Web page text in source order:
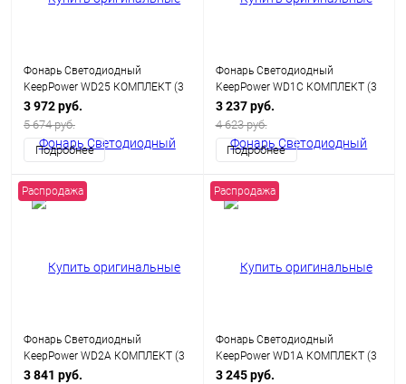
Фонарь Светодиодный
KeepPower WD25 КОМПЛЕКТ (3
реж. 980Лм, ЗУ + АКБ)
3 972 руб.
5 674 руб.
Подробнее
Фонарь Светодиодный
KeepPower WD1C КОМПЛЕКТ (3
реж. 620Лм, комплект ЗУ + АКБ)
3 237 руб.
4 623 руб.
Подробнее
Распродажа
Фонарь Светодиодный
KeepPower WD2A КОМПЛЕКТ (3
реж. 550Лм, ЗУ + АКБ)
3 841 руб.
Распродажа
Фонарь Светодиодный
KeepPower WD1A КОМПЛЕКТ (3
реж. 500Лм, комплект ЗУ + АКБ)
3 245 руб.